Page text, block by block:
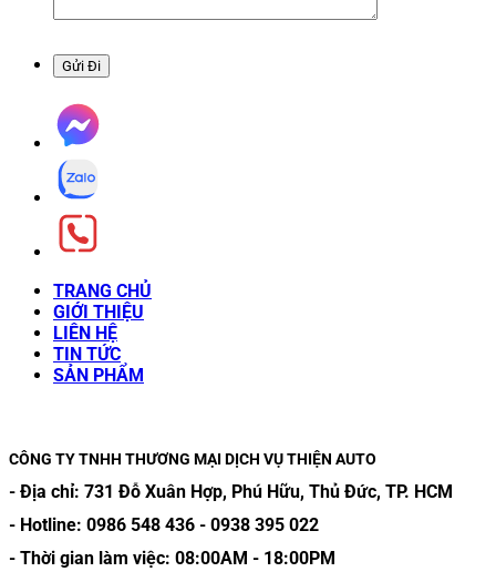
TRANG CHỦ
GIỚI THIỆU
LIÊN HỆ
TIN TỨC
SẢN PHẨM
CÔNG TY TNHH THƯƠNG MẠI DỊCH VỤ THIỆN AUTO
- Địa chỉ: 731 Đỗ Xuân Hợp, Phú Hữu, Thủ Đức, TP. HCM
- Hotline: 0986 548 436 - 0938 395 022
- Thời gian làm việc: 08:00AM - 18:00PM